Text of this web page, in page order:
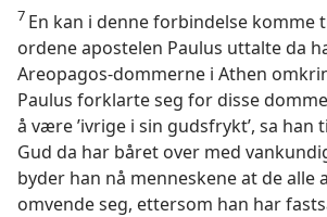
7 En kan i denne forbindelse komme
ordene apostelen Paulus uttalte da
Areopagos-dommerne i Athen
Paulus forklarte seg for disse
å være ’ivrige i sin gudsfrykt’, sa han
Gud da har båret over med
byder han nå menneskene at de alle
omvende seg, ettersom han har